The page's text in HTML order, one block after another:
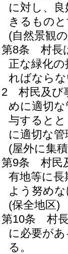
に対し、
きるもの
(自然景観
第8条
村長
正な緑化
ればなら
2
村民及び
めに適切
与すると
に適切な
(屋外に集
第9条
村民
有地等に
よう努め
(保全地区)
第10条
村
に必要が
る。